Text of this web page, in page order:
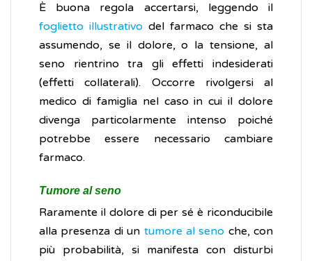
È buona regola accertarsi, leggendo il
foglietto illustrativo del farmaco che si sta
assumendo, se il dolore, o la tensione, al
seno rientrino tra gli effetti indesiderati
(effetti collaterali). Occorre rivolgersi al
medico di famiglia nel caso in cui il dolore
divenga particolarmente intenso poiché
potrebbe essere necessario cambiare
farmaco.
Tumore al seno
Raramente il dolore di per sé è riconducibile
alla presenza di un tumore al seno che, con
più probabilità, si manifesta con disturbi